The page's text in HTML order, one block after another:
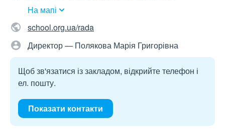
На мапі
school.org.ua/rada
Директор — Полякова Марія Григорівна
Щоб зв'язатися із закладом, відкрийте телефон і
ел. пошту.
Показати контакти